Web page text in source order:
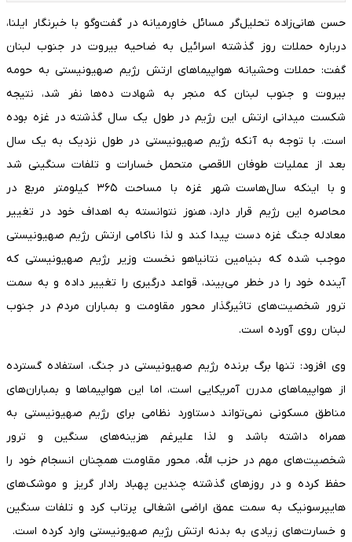
حسن هانی‌زاده تحلیل‌گر مسائل خاورمیانه در گفت‌وگو با خبرنگار ایلنا،
درباره حملات روز گذشته اسرائیل به ضاحیه بیروت در جنوب لبنان
گفت: حملات وحشیانه هواپیماهای ارتش رژیم صهیونیستی به حومه
بیروت و جنوب لبنان که منجر به شهادت ده‌ها نفر شد، نتیجه
شکست میدانی ارتش این رژیم در طول یک سال گذشته در غزه بوده
است. با توجه به آنکه رژیم صهیونیستی در طول نزدیک به یک سال
بعد از عملیات طوفان الاقصی متحمل خسارات و تلفات سنگینی شد
و با اینکه سال‌هاست شهر غزه با مساحت ۳۶۵ کیلومتر مربع در
محاصره این رژیم قرار دارد، هنوز نتوانسته به اهداف خود در تغییر
معادله جنگ غزه دست پیدا کند و لذا ناکامی ارتش رژیم صهیونیستی
موجب شده که بنیامین نتانیاهو نخست وزیر رژیم صهیونیستی که
آینده خود را در خطر می‌بیند، قواعد درگیری را تغییر داده و به سمت
ترور شخصیت‌های تاثیرگذار محور مقاومت و بمباران مردم در جنوب
لبنان روی آورده است.
وی افزود: تنها برگ برنده رژیم صهیونیستی در جنگ، استفاده گسترده
از هواپیماهای مدرن آمریکایی است، اما این هواپیماها و بمباران‌های
مناطق مسکونی نمی‌تواند دستاورد نظامی برای رژیم صهیونیستی به
همراه داشته باشد و لذا علیرغم هزینه‌های سنگین و ترور
شخصیت‌های مهم در حزب الله، محور مقاومت همچنان انسجام خود را
حفظ کرده و در روزهای گذشته چندین پهباد رادار گریز و موشک‌های
هایپرسونیک به سمت عمق اراضی اشغالی پرتاب کرد و تلفات سنگین
و خسارت‌های زیادی به بدنه ارتش رژیم صهیونیستی وارد کرده است.